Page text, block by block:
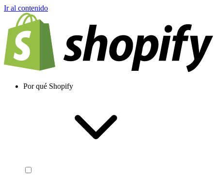
Ir al contenido
Por qué Shopify